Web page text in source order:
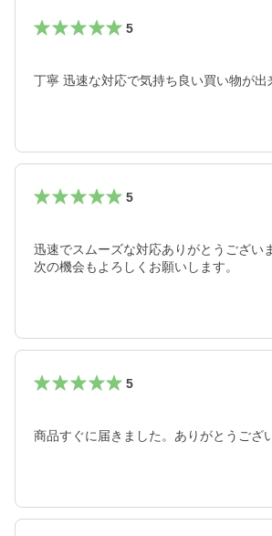
5
5
迅速でスムーズな対応ありがとうござい
次の機会もよろしくお願いします。
5
商品すぐに届きました。ありがとうござ